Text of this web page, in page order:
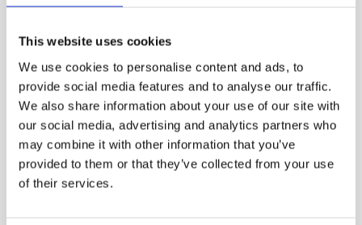
This website uses cookies
We use cookies to personalise content and ads, to
provide social media features and to analyse our traffic.
We also share information about your use of our site with
our social media, advertising and analytics partners who
may combine it with other information that you’ve
provided to them or that they’ve collected from your use
of their services.
Можна і краще
Не сподобалась